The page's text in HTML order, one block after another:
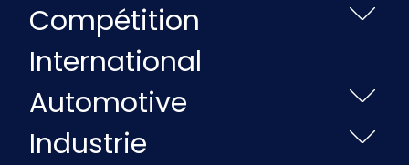
Compétition
International
Automotive
Industrie